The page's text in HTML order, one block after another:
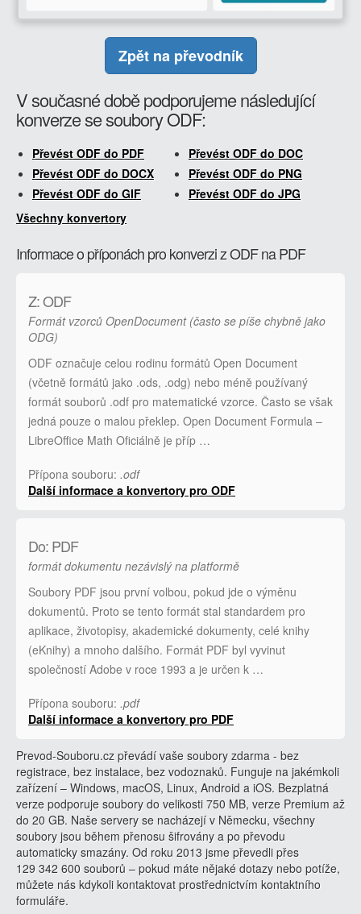
Zpět na převodník
V současné době podporujeme následující
konverze se soubory ODF:
Převést ODF do PDF
Převést ODF do DOC
Převést ODF do DOCX
Převést ODF do PNG
Převést ODF do GIF
Převést ODF do JPG
Všechny konvertory
Informace o příponách pro konverzi z ODF na PDF
Z: ODF
Formát vzorců OpenDocument (často se píše chybně jako
ODG)
ODF označuje celou rodinu formátů Open Document
(včetně formátů jako .ods, .odg) nebo méně používaný
formát souborů .odf pro matematické vzorce. Často se však
jedná pouze o malou překlep. Open Document Formula –
LibreOffice Math Oficiálně je příp …
Přípona souboru: .odf
Další informace a konvertory pro ODF
Do: PDF
formát dokumentu nezávislý na platformě
Soubory PDF jsou první volbou, pokud jde o výměnu
dokumentů. Proto se tento formát stal standardem pro
aplikace, životopisy, akademické dokumenty, celé knihy
(eKnihy) a mnoho dalšího. Formát PDF byl vyvinut
společností Adobe v roce 1993 a je určen k …
Přípona souboru: .pdf
Další informace a konvertory pro PDF
Prevod-Souboru.cz převádí vaše soubory zdarma - bez
registrace, bez instalace, bez vodoznaků. Funguje na jakémkoli
zařízení – Windows, macOS, Linux, Android a iOS. Bezplatná
verze podporuje soubory do velikosti 750 MB, verze Premium až
do 20 GB. Naše servery se nacházejí v Německu, všechny
soubory jsou během přenosu šifrovány a po převodu
automaticky smazány. Od roku 2013 jsme převedli přes
129 342 600 souborů – pokud máte nějaké dotazy nebo potíže,
můžete nás kdykoli kontaktovat prostřednictvím kontaktního
formuláře.